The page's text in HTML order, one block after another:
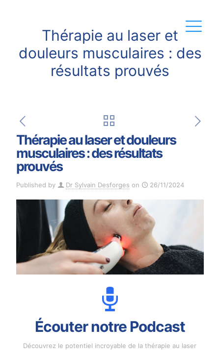
Thérapie au laser et
douleurs musculaires : des
résultats prouvés
Thérapie au laser et douleurs
musculaires : des résultats
prouvés
Published by Dr Sylvain Desforges on 26/11/2024
Écouter notre Podcast
Découvrez le potentiel incroyable de la thérapie au laser